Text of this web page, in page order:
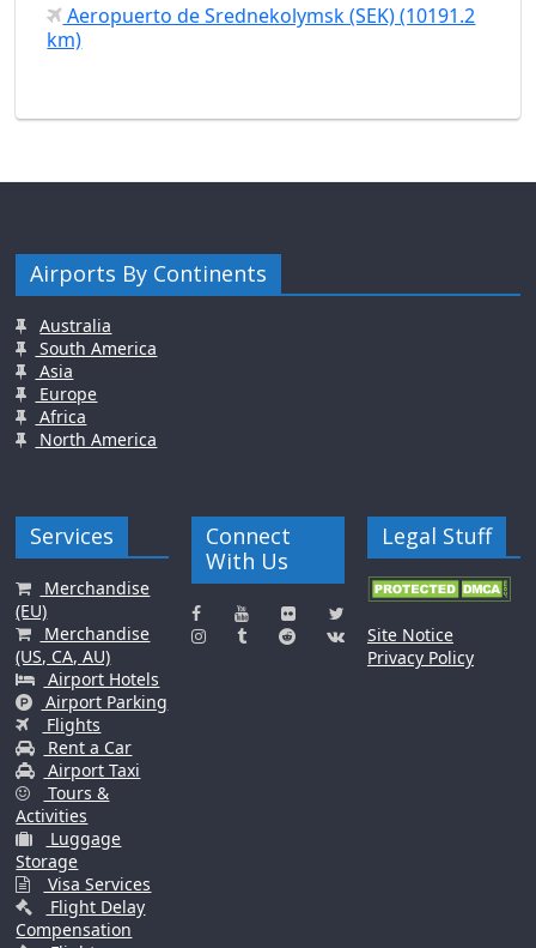
Aeropuerto de Srednekolymsk (SEK) (10191.2
km)
Airports By Continents
Australia
South America
Asia
Europe
Africa
North America
Services
Merchandise
(EU)
Merchandise
(US, CA, AU)
Airport Hotels
Airport Parking
Flights
Rent a Car
Airport Taxi
Tours &
Activities
Luggage
Storage
Visa Services
Flight Delay
Compensation
Connect
With Us
Legal Stuff
Site Notice
Privacy Policy